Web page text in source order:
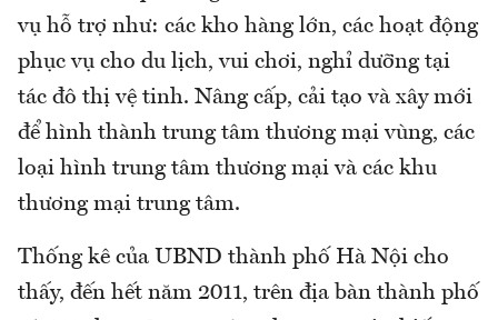
vụ hỗ trợ như: các kho hàng lớn, các hoạt động
phục vụ cho du lịch, vui chơi, nghỉ dưỡng tại
tác đô thị vệ tinh. Nâng cấp, cải tạo và xây mới
để hình thành trung tâm thương mại vùng, các
loại hình trung tâm thương mại và các khu
thương mại trung tâm.
Thống kê của UBND thành phố Hà Nội cho
thấy, đến hết năm 2011, trên địa bàn thành phố